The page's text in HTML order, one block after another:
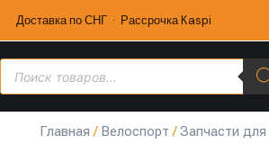
Доставка по СНГ · Рассрочка Kaspi
Главная / Велоспорт /Запчасти для